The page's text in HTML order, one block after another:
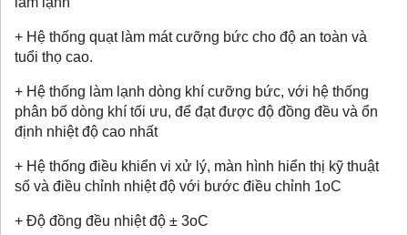
+ Hệ thống quạt làm mát cưỡng bức cho độ an toàn và
tuổi thọ cao.
+ Hệ thống làm lạnh dòng khí cưỡng bức, với hệ thống
phân bố dòng khí tối ưu, để đạt được độ đồng đều và ổn
định nhiệt độ cao nhất
+ Hệ thống điều khiển vi xử lý, màn hình hiển thị kỹ thuật
số và điều chỉnh nhiệt độ với bước điều chỉnh 1oC
+ Độ đồng đều nhiệt độ ± 3oC